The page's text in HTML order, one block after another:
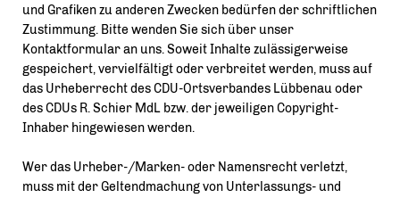
und Grafiken zu anderen Zwecken bedürfen der schriftlichen
Zustimmung. Bitte wenden Sie sich über unser
Kontaktformular an uns. Soweit Inhalte zulässigerweise
gespeichert, vervielfältigt oder verbreitet werden, muss auf
das Urheberrecht des CDU-Ortsverbandes Lübbenau oder
des CDUs R. Schier MdL bzw. der jeweiligen Copyright-
Inhaber hingewiesen werden.
Wer das Urheber-/Marken- oder Namensrecht verletzt,
muss mit der Geltendmachung von Unterlassungs- und